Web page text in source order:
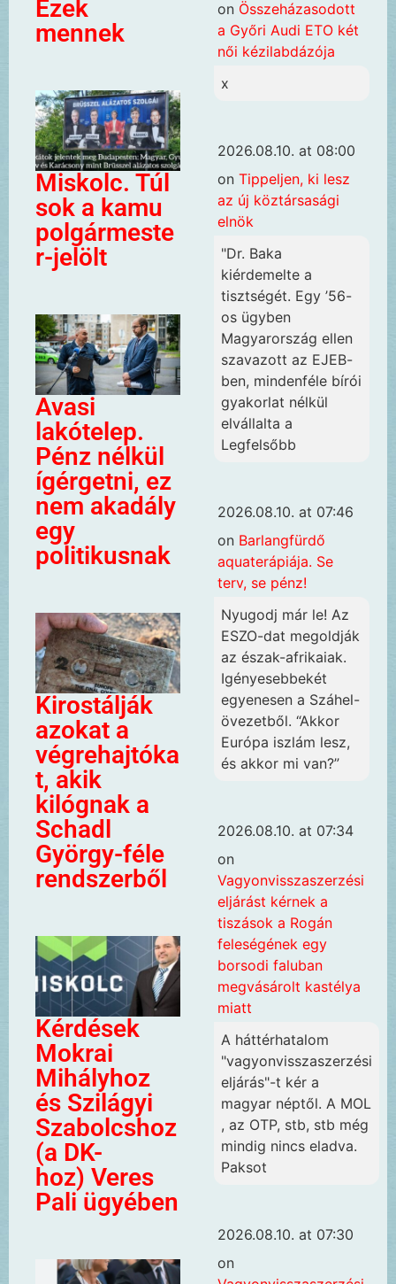
Ezek
mennek
Miskolc. Túl
sok a kamu
polgármeste
r-jelölt
Avasi
lakótelep.
Pénz nélkül
ígérgetni, ez
nem akadály
egy
politikusnak
Kirostálják
azokat a
végrehajtóka
t, akik
kilógnak a
Schadl
György-féle
rendszerből
Kérdések
Mokrai
Mihályhoz
és Szilágyi
Szabolcshoz
(a DK-
hoz) Veres
Pali ügyében
on Összeházasodott
a Győri Audi ETO két
női kézilabdázója
x
2026.08.10. at 08:00
on Tippeljen, ki lesz
az új köztársasági
elnök
"Dr. Baka
kiérdemelte a
tisztségét. Egy ’56-
os ügyben
Magyarország ellen
szavazott az EJEB-
ben, mindenféle bírói
gyakorlat nélkül
elvállalta a
Legfelsőbb
2026.08.10. at 07:46
on Barlangfürdő
aquaterápiája. Se
terv, se pénz!
Nyugodj már le! Az
ESZO-dat megoldják
az észak-afrikaiak.
Igényesebbekét
egyenesen a Száhel-
övezetből. “Akkor
Európa iszlám lesz,
és akkor mi van?”
2026.08.10. at 07:34
on
Vagyonvisszaszerzési
eljárást kérnek a
tiszások a Rogán
feleségének egy
borsodi faluban
megvásárolt kastélya
miatt
A háttérhatalom
"vagyonvisszaszerzési
eljárás"-t kér a
magyar néptől. A MOL
, az OTP, stb, stb még
mindig nincs eladva.
Paksot
2026.08.10. at 07:30
on